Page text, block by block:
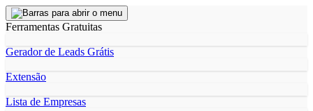
Ferramentas Gratuitas
Gerador de Leads Grátis
Extensão
Lista de Empresas